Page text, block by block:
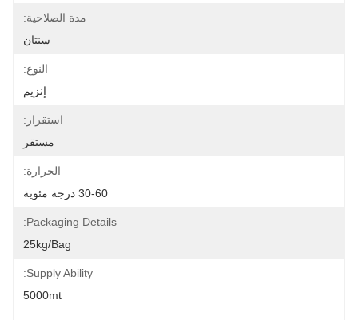
مدة الصلاحية:
سنتان
النوع:
إنزيم
استقرار:
مستقر
الحرارة:
30-60 درجة مئوية
Packaging Details:
25kg/bag
Supply Ability:
5000mt